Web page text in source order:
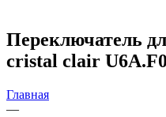
Переключатель
cristal clair
Главная
—